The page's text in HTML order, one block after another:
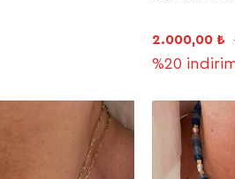
2.000,00 ₺
%20